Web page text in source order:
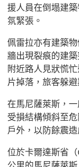
援人員在倒塌建
氛緊張。
佩雷拉亦有建築
牆出現裂痕的建
附近路人見狀慌
片掉落，旅客躲
在馬尼薩萊斯，
受損結構傾斜至
戶外，以防餘震
位於卡爾達斯省